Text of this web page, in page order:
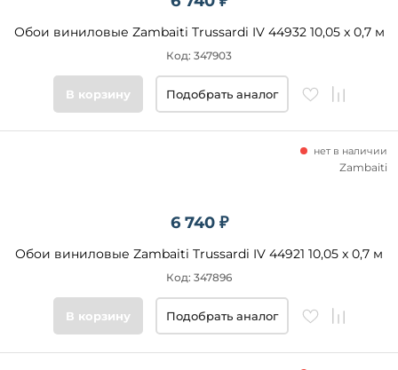
Обои виниловые Zambaiti Trussardi IV 44932 10,05 x 0,7 м
Код: 347903
В корзину Подобрать аналог
6 740 ₽
Обои виниловые Zambaiti Trussardi IV 44921 10,05 x 0,7 м
нет в наличии
Код: 347896
Zambaiti
В корзину Подобрать аналог